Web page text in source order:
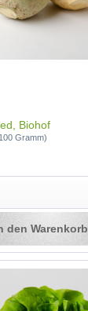
Biohof
Gramm)
den Warenkorb